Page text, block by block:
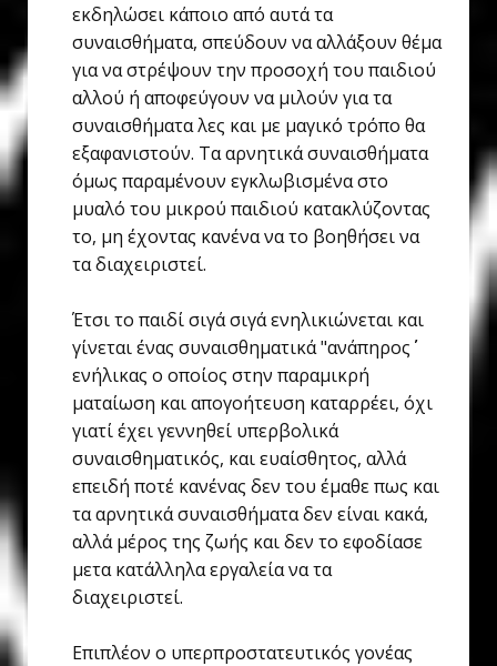
εκδηλώσει κάποιο από αυτά τα
συναισθήματα, σπεύδουν να αλλάξουν θέμα
για να στρέψουν την προσοχή του παιδιού
αλλού ή αποφεύγουν να μιλούν για τα
συναισθήματα λες και με μαγικό τρόπο θα
εξαφανιστούν. Τα αρνητικά συναισθήματα
όμως παραμένουν εγκλωβισμένα στο
μυαλό του μικρού παιδιού κατακλύζοντας
το, μη έχοντας κανένα να το βοηθήσει να
τα διαχειριστεί.
Έτσι το παιδί σιγά σιγά ενηλικιώνεται και
γίνεται ένας συναισθηματικά "ανάπηρος΄΄
ενήλικας ο οποίος στην παραμικρή
ματαίωση και απογοήτευση καταρρέει, όχι
γιατί έχει γεννηθεί υπερβολικά
συναισθηματικός, και ευαίσθητος, αλλά
επειδή ποτέ κανένας δεν του έμαθε πως και
τα αρνητικά συναισθήματα δεν είναι κακά,
αλλά μέρος της ζωής και δεν το εφοδίασε
μετα κατάλληλα εργαλεία να τα
διαχειριστεί.
Επιπλέον ο υπερπροστατευτικός γονέας